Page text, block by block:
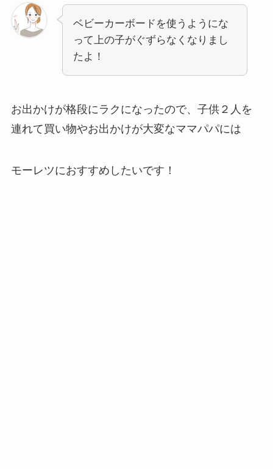
ベビーカーボードを使うようにな
って上の子がぐずらなくなりまし
たよ！
お出かけが格段にラクになったので、子供２人を
連れて買い物やお出かけが大変なママパパには
モーレツにおすすめしたいです！